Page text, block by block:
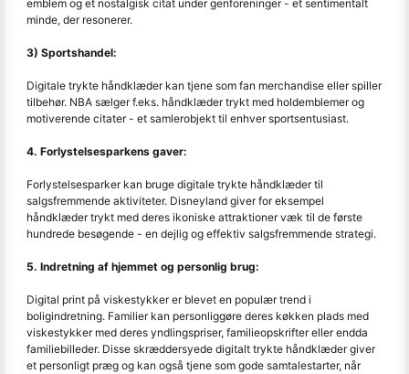
emblem og et nostalgisk citat under genforeninger - et sentimentalt
minde, der resonerer.
3) Sportshandel:
Digitale trykte håndklæder kan tjene som fan merchandise eller spiller
tilbehør. NBA sælger f.eks. håndklæder trykt med holdemblemer og
motiverende citater - et samlerobjekt til enhver sportsentusiast.
4. Forlystelsesparkens gaver:
Forlystelsesparker kan bruge digitale trykte håndklæder til
salgsfremmende aktiviteter. Disneyland giver for eksempel
håndklæder trykt med deres ikoniske attraktioner væk til de første
hundrede besøgende - en dejlig og effektiv salgsfremmende strategi.
5. Indretning af hjemmet og personlig brug:
Digital print på viskestykker er blevet en populær trend i
boligindretning. Familier kan personliggøre deres køkken plads med
viskestykker med deres yndlingspriser, familieopskrifter eller endda
familiebilleder. Disse skræddersyede digitalt trykte håndklæder giver
et personligt præg og kan også tjene som gode samtalestarter, når